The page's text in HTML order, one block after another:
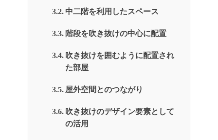
中二階を利用したスペース
階段を吹き抜けの中心に配置
吹き抜けを囲むように配置され
た部屋
屋外空間とのつながり
吹き抜けのデザイン要素として
の活用